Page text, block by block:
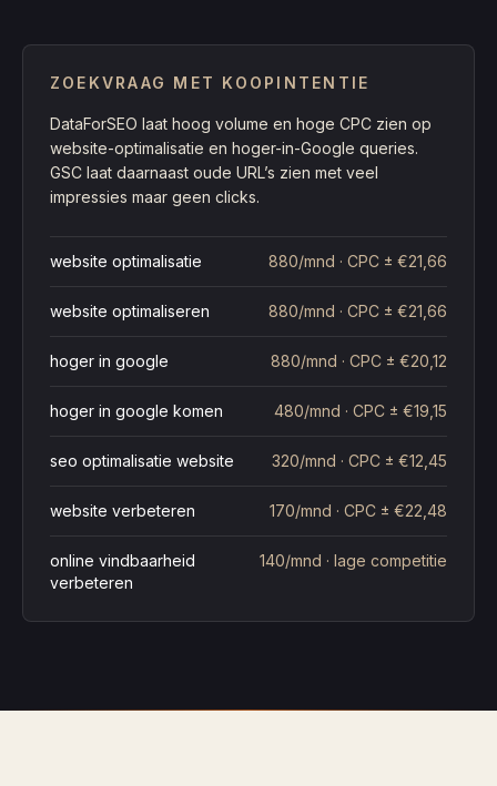
ZOEKVRAAG MET KOOPINTENTIE
DataForSEO laat hoog volume en hoge CPC zien op
website-optimalisatie en hoger-in-Google queries.
GSC laat daarnaast oude URL’s zien met veel
impressies maar geen clicks.
website optimalisatie 880/mnd · CPC ± €21,66
website optimaliseren 880/mnd · CPC ± €21,66
hoger in google 880/mnd · CPC ± €20,12
hoger in google komen 480/mnd · CPC ± €19,15
seo optimalisatie website 320/mnd · CPC ± €12,45
website verbeteren 170/mnd · CPC ± €22,48
online vindbaarheid
verbeteren
140/mnd · lage competitie